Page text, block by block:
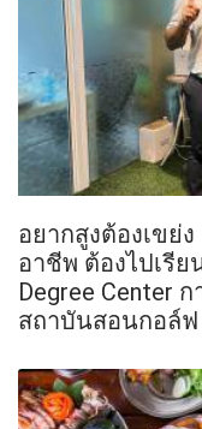
อยากสูงต้องเขย่
อาชีพ ต้องไปเรี
Degree Center
สถาบันสอนกอล์ฟ